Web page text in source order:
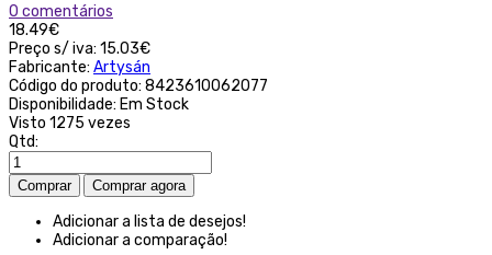
0 comentários
18.49€
Preço s/ iva: 15.03€
Fabricante: Artysán
Código do produto: 8423610062077
Disponibilidade: Em Stock
Visto 1275 vezes
Qtd:
Adicionar a lista de desejos!
Adicionar a comparação!